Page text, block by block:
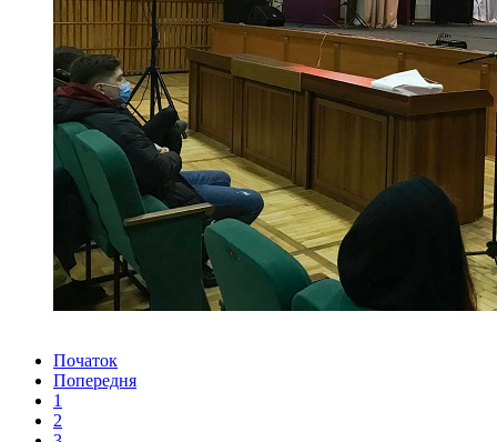
Початок
Попередня
1
2